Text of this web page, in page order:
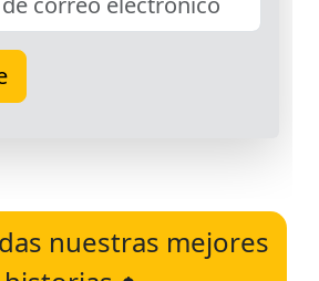
nuestras mejores